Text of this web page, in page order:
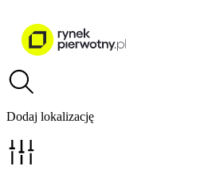
Dodaj lokalizację